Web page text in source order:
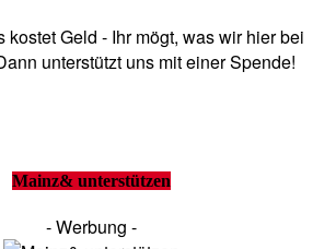
kostet Geld - Ihr mögt, was wir hier bei
unterstützt uns mit einer Spende!
Mainz& unterstützen
- Werbung -